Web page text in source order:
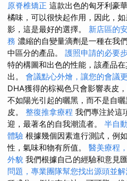
原脊椎矯正 這款出色的匈牙利豪
橘味，可以很快起作用，因此，
影，這是最好的選擇。 新店區的
務 濃縮的自變量滴劑是一種在我
中區分的產品。 護照申請的必要
特的構圖和出色的性能，該產品
出。 會議點心外燴，讓您的會議
DHA獲得的棕褐色只會影響表皮
不如陽光引起的曬黑，而不是自
皮。 整復推拿療程 我們專注於這
迎，最著名的自我潮流者。 半自
體驗 根據幾個因素進行測試，例
性，氣味和物有所值。 醫美療程
外貌 我們根據自己的經驗和意見
問題，專業團隊幫您找出源頭並